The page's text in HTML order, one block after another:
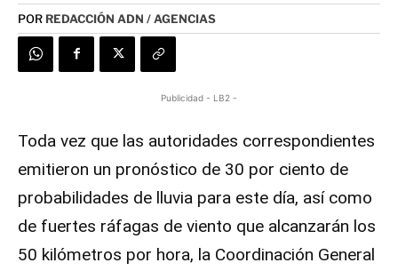
POR REDACCIÓN ADN / AGENCIAS
Publicidad - LB2 -
Toda vez que las autoridades correspondientes
emitieron un pronóstico de 30 por ciento de
probabilidades de lluvia para este día, así como
de fuertes ráfagas de viento que alcanzarán los
50 kilómetros por hora, la Coordinación General